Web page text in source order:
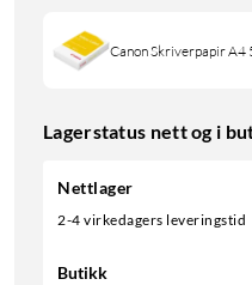
Canon Skriverpapir A4
Lagerstatus nett og i
Nettlager
2-4 virkedagers leveringstid
Butikk